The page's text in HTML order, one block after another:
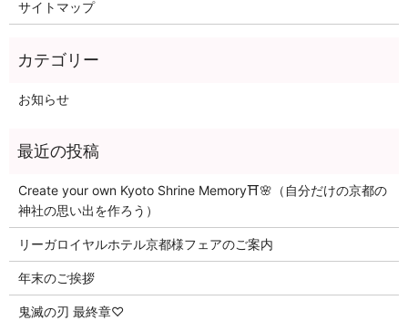
サイトマップ
お知らせ
Create your own Kyoto Shrine Memory⛩️🌸（自分だけの京都の
神社の思い出を作ろう）
リーガロイヤルホテル京都様フェアのご案内
年末のご挨拶
鬼滅の刃 最終章♡